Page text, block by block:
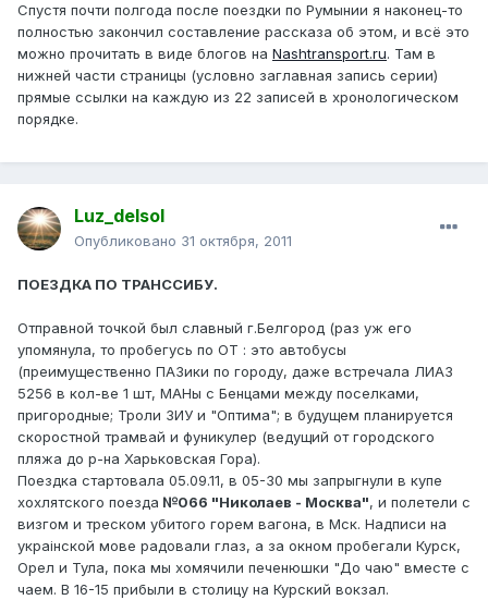
Спустя почти полгода после поездки по Румынии я наконец-то
полностью закончил составление рассказа об этом, и всё это
можно прочитать в виде блогов на Nashtransport.ru. Там в
нижней части страницы (условно заглавная запись серии)
прямые ссылки на каждую из 22 записей в хронологическом
порядке.
Luz_delsol
Опубликовано 31 октября, 2011
ПОЕЗДКА ПО ТРАНССИБУ.
Отправной точкой был славный г.Белгород (раз уж его
упомянула, то пробегусь по ОТ : это автобусы
(преимущественно ПАЗики по городу, даже встречала ЛИАЗ
5256 в кол-ве 1 шт, МАНы с Бенцами между поселками,
пригородные; Троли ЗИУ и "Оптима"; в будущем планируется
скоростной трамвай и фуникулер (ведущий от городского
пляжа до р-на Харьковская Гора).
Поездка стартовала 05.09.11, в 05-30 мы запрыгнули в купе
хохлятского поезда №066 "Николаев - Москва", и полетели с
визгом и треском убитого горем вагона, в Мск. Надписи на
украiнской мове радовали глаз, а за окном пробегали Курск,
Орел и Тула, пока мы хомячили печенюшки "До чаю" вместе с
чаем. В 16-15 прибыли в столицу на Курский вокзал.